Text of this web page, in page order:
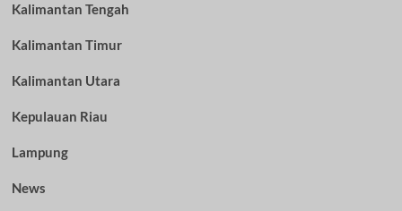
Kalimantan Tengah
Kalimantan Timur
Kalimantan Utara
Kepulauan Riau
Lampung
News